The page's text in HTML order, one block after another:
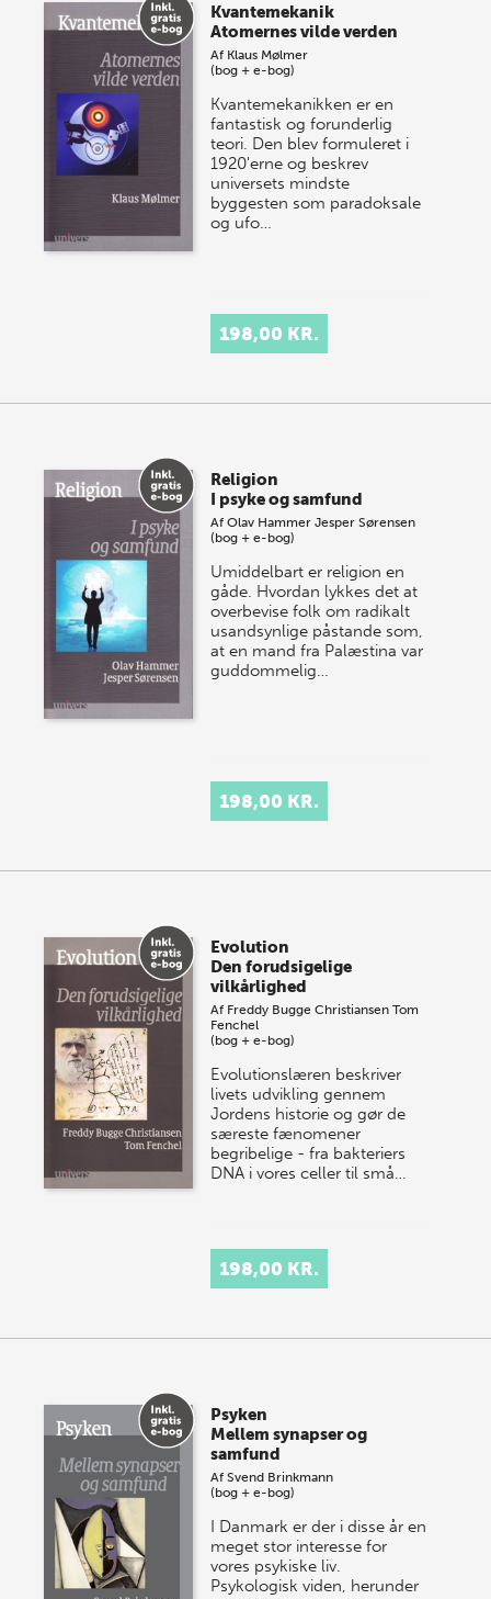
Kvantemekanik
Atomernes vilde verden
Af Klaus Mølmer
(bog + e-bog)
Kvantemekanikken er en
fantastisk og forunderlig
teori. Den blev formuleret i
1920'erne og beskrev
universets mindste
byggesten som paradoksale
og ufo…
198,00 KR.
Religion
I psyke og samfund
AfOlav Hammer Jesper Sørensen
(bog + e-bog)
Umiddelbart er religion en
gåde. Hvordan lykkes det at
overbevise folk om radikalt
usandsynlige påstande som,
at en mand fra Palæstina var
guddommelig…
198,00 KR.
Evolution
Den forudsigelige
vilkårlighed
Af Freddy Bugge Christiansen Tom
Fenchel
(bog + e-bog)
Evolutionslæren beskriver
livets udvikling gennem
Jordens historie og gør de
særeste fænomener
begribelige - fra bakteriers
DNA i vores celler til små…
198,00 KR.
Psyken
Mellem synapser og
samfund
AfSvend Brinkmann
(bog + e-bog)
I Danmark er der i disse år en
meget stor interesse for
vores psykiske liv.
Psykologisk viden, herunder